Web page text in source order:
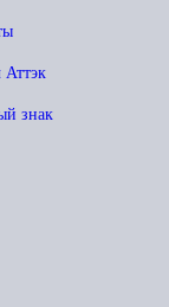
знак